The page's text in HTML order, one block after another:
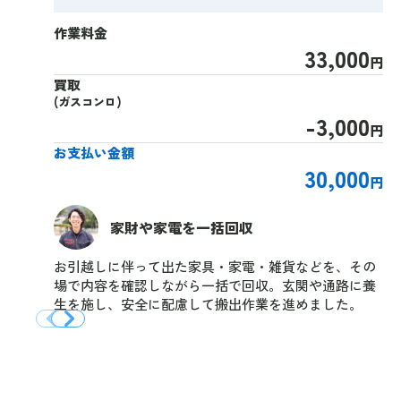
作業料金
33,000円
買取
(ガスコンロ)
-3,000円
お支払い金額
30,000円
家財や家電を一括回収
お引越しに伴って出た家具・家電・雑貨などを、その
場で内容を確認しながら一括で回収。玄関や通路に養
生を施し、安全に配慮して搬出作業を進めました。